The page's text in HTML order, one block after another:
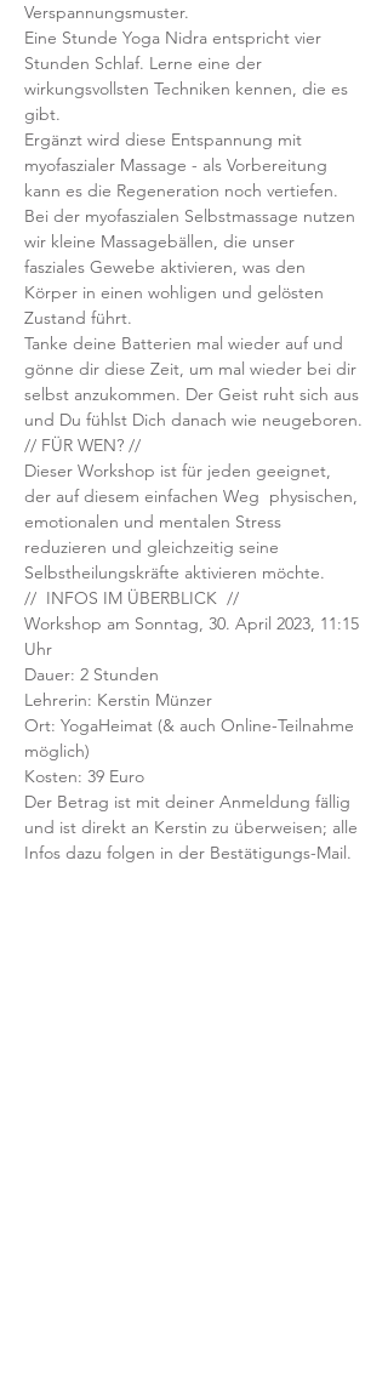
Verspannungsmuster.
Eine Stunde Yoga Nidra entspricht vier
Stunden Schlaf. Lerne eine der
wirkungsvollsten Techniken kennen, die es
gibt.
Ergänzt wird diese Entspannung mit
myofaszialer Massage - als Vorbereitung
kann es die Regeneration noch vertiefen.
Bei der myofaszialen Selbstmassage nutzen
wir kleine Massagebällen, die unser
fasziales Gewebe aktivieren, was den
Körper in einen wohligen und gelösten
Zustand führt.
Tanke deine Batterien mal wieder auf und
gönne dir diese Zeit, um mal wieder bei dir
selbst anzukommen. Der Geist ruht sich aus
und Du fühlst Dich danach wie neugeboren.
// FÜR WEN? //
Dieser Workshop ist für jeden geeignet,
der auf diesem einfachen Weg  physischen,
emotionalen und mentalen Stress
reduzieren und gleichzeitig seine
Selbstheilungskräfte aktivieren möchte.
//  INFOS IM ÜBERBLICK  //
Workshop am Sonntag, 30. April 2023, 11:15
Uhr
Dauer: 2 Stunden
Lehrerin: Kerstin Münzer
Ort: YogaHeimat (& auch Online-Teilnahme
möglich)
Kosten: 39 Euro
Der Betrag ist mit deiner Anmeldung fällig
und ist direkt an Kerstin zu überweisen; alle
Infos dazu folgen in der Bestätigungs-Mail.